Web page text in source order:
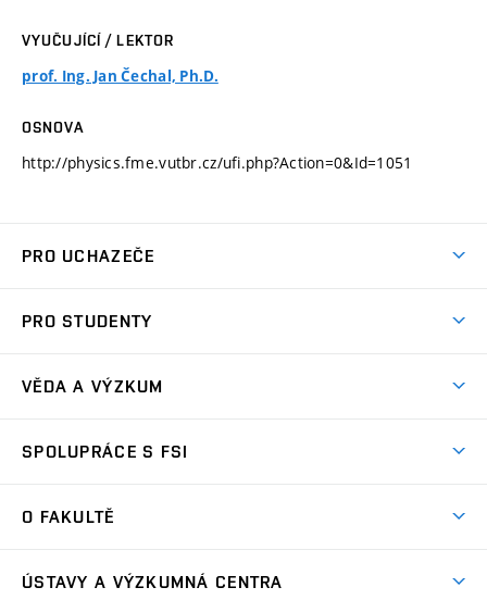
VYUČUJÍCÍ / LEKTOR
prof. Ing. Jan Čechal, Ph.D.
OSNOVA
http://physics.fme.vutbr.cz/ufi.php?Action=0&Id=1051
PRO UCHAZEČE
Ambasadoři studia
Zápisy
Dny otevřených dveří
PRO STUDENTY
Studijní předpisy
Pro prváky
Odborná praxe
VĚDA A VÝZKUM
Oblasti výzkumu
Podpora projektů
SPOLUPRÁCE S FSI
Nejvýznamnější partneři
O FAKULTĚ
ÚSTAVY A VÝZKUMNÁ CENTRA